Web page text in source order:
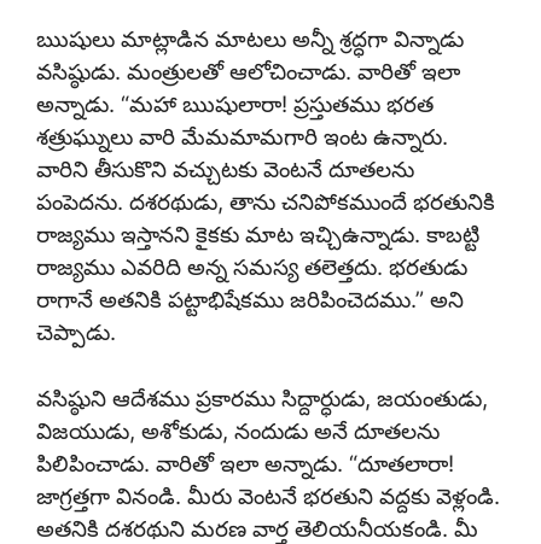
ఋషులు మాట్లాడిన మాటలు అన్నీ శ్రద్ధగా విన్నాడు
వసిష్ఠుడు. మంత్రులతో ఆలోచించాడు. వారితో ఇలా
అన్నాడు. “మహా ఋషులారా! ప్రస్తుతము భరత
శత్రుఘ్నులు వారి మేమమామగారి ఇంట ఉన్నారు.
వారిని తీసుకొని వచ్చుటకు వెంటనే దూతలను
పంపెదను. దశరథుడు, తాను చనిపోకముందే భరతునికి
రాజ్యము ఇస్తానని కైకకు మాట ఇచ్చిఉన్నాడు. కాబట్టి
రాజ్యము ఎవరిది అన్న సమస్య తలెత్తదు. భరతుడు
రాగానే అతనికి పట్టాభిషేకము జరిపించెదము.” అని
చెప్పాడు.
వసిష్ఠుని ఆదేశము ప్రకారము సిద్దార్ధుడు, జయంతుడు,
విజయుడు, అశోకుడు, నందుడు అనే దూతలను
పిలిపించాడు. వారితో ఇలా అన్నాడు. “దూతలారా!
జాగ్రత్తగా వినండి. మీరు వెంటనే భరతుని వద్దకు వెళ్లండి.
అతనికి దశరథుని మరణ వార్త తెలియనీయకండి. మీ